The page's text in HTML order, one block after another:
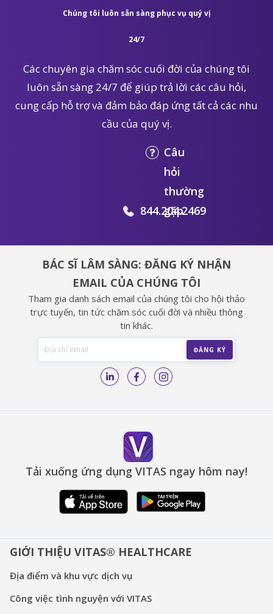
Chúng tôi luôn sẵn sàng phục vụ quý vị
24/7
Các chuyên gia chăm sóc cuối đời của chúng tôi
luôn sẵn sàng 24/7 để giúp trả lời các câu hỏi,
cung cấp hỗ trợ và đảm bảo đáp ứng tất cả các nhu
cầu của quý vị.
844.204.2469
Câu
hỏi
thường
gặp
BÁC SĨ LÂM SÀNG: ĐĂNG KÝ NHẬN
EMAIL CỦA CHÚNG TÔI
Tham gia danh sách email của chúng tôi cho hội thảo
trực tuyến, tin tức chăm sóc cuối đời và nhiều thông
tin khác.
Tải xuống ứng dụng VITAS ngay hôm nay!
GIỚI THIỆU VITAS® HEALTHCARE
Địa điểm và khu vực dịch vụ
Công việc tình nguyện với VITAS